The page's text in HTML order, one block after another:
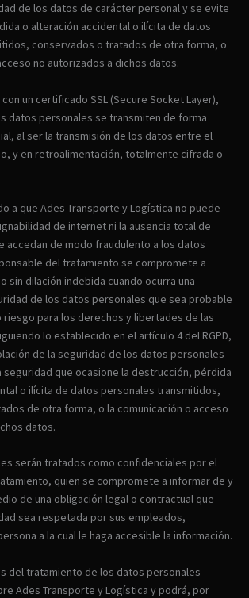
de los datos de carácter personal y se evite
o alteración accidental o ilícita de datos
conservados o tratados de otra forma, o
no autorizados a dichos datos.
un certificado SSL (Secure Socket Layer),
datos personales se transmiten de forma
al ser la transmisión de los datos entre el
y en retroalimentación, totalmente cifrada o
a que Ades Transporte y Logística no puede
de internet ni la ausencia total de
accedan de modo fraudulento a los datos
del tratamiento se compromete a
sin dilación indebida cuando ocurra una
de los datos personales que sea probable
riesgo para los derechos y libertades de las
lo establecido en el artículo 4 del RGPD,
de la seguridad de los datos personales
seguridad que ocasione la destrucción, pérdida
o ilícita de datos personales transmitidos,
de otra forma, o la comunicación o acceso
datos.
serán tratados como confidenciales por el
quien se compromete a informar de y
de una obligación legal o contractual que
sea respetada por sus empleados,
a la cual le haga accesible la información.
del tratamiento de los datos personales
Ades Transporte y Logística y podrá, por